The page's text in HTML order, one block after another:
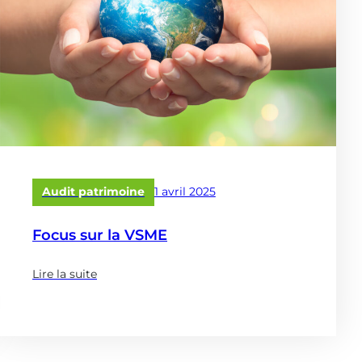
Audit patrimoine
Publié
le
1 avril 2025
Focus sur la VSME
Lire la suite
(à